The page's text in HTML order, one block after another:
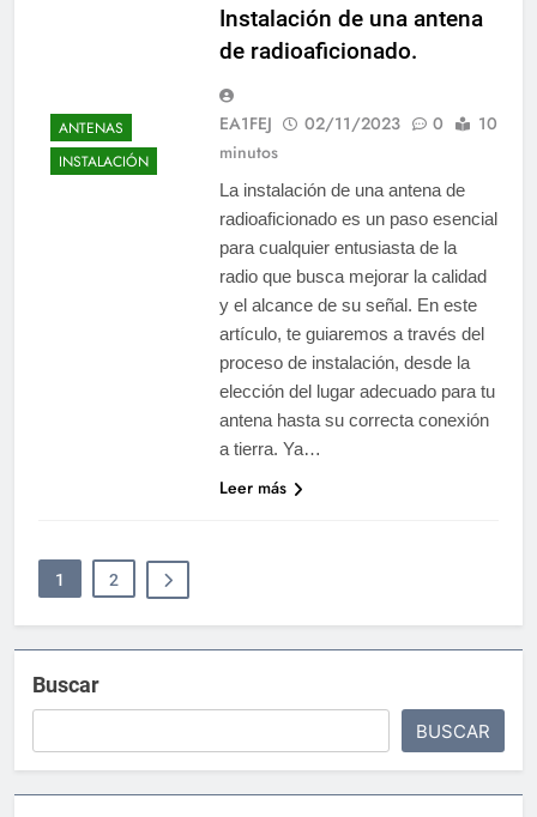
ANTENAS
INSTALACIÓN
Instalación de una antena
de radioaficionado.
EA1FEJ 02/11/2023 0
10
minutos
La instalación de una antena de
radioaficionado es un paso esencial
para cualquier entusiasta de la
radio que busca mejorar la calidad
y el alcance de su señal. En este
artículo, te guiaremos a través del
proceso de instalación, desde la
elección del lugar adecuado para tu
antena hasta su correcta conexión
a tierra. Ya…
Leer más
1 2
Buscar
BUSCAR